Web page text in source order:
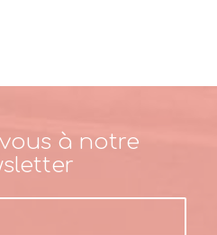
à notre